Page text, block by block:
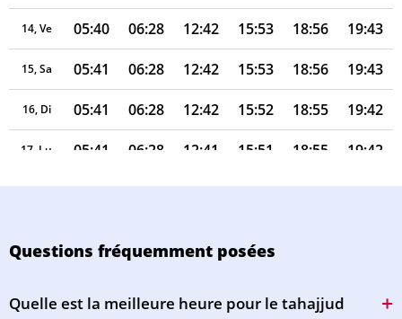
14, Ve 05:40 06:28 12:42 15:53 18:56 19:43
15, Sa 05:41 06:28 12:42 15:53 18:56 19:43
16, Di 05:41 06:28 12:42 15:52 18:55 19:42
17, Lu 05:41 06:28 12:41 15:51 18:55 19:42
18, Ma 05:41 06:28 12:41 15:50 18:54 19:41
21, Ve 05:41 06:28 12:40 15:47 18:53
Questions fréquemment posées
Quelle est la meilleure heure pour le tahajjud